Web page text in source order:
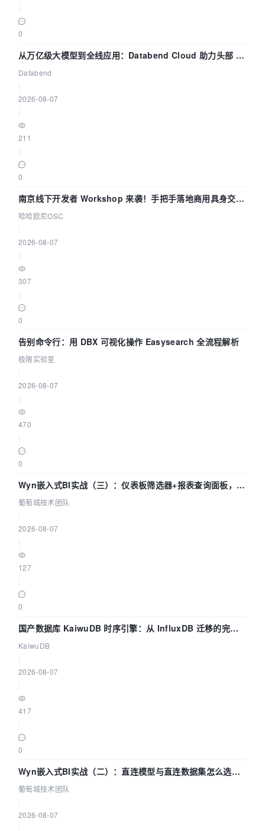
0
从万亿级大模型到全线应用：Databend Cloud 助力头部 AI
企业构建全链路 Trace 数据管道
Databend
2026-08-07
211
0
南京线下开发者 Workshop 来袭！手把手落地商用具身交互
智能 Agent 应用
哈哈欧尼OSC
2026-08-07
307
0
告别命令行：用 DBX 可视化操作 Easysearch 全流程解析
极限实验室
2026-08-07
470
0
Wyn嵌入式BI实战（三）：仪表板筛选器+报表查询面板，参
数联动全闭环
葡萄城技术团队
2026-08-07
127
0
国产数据库 KaiwuDB 时序引擎：从 InfluxDB 迁移的完整
技术路径
KaiwuDB
2026-08-07
417
0
Wyn嵌入式BI实战（二）：直连模型与直连数据集怎么选，
参数为什么不生效？| 葡萄城技术团队
葡萄城技术团队
2026-08-07